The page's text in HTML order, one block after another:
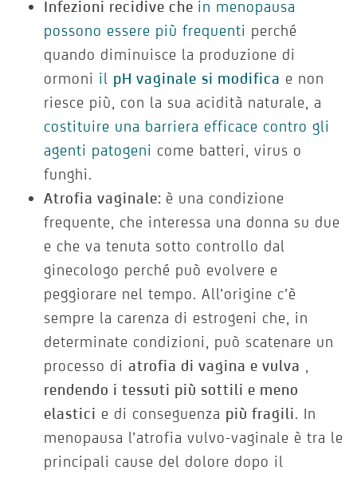
Infezioni recidive che in menopausa
possono essere più frequenti perché
quando diminuisce la produzione di
ormoni il pH vaginale si modifica e non
riesce più, con la sua acidità naturale, a
costituire una barriera efficace contro gli
agenti patogeni come batteri, virus o
funghi.
Atrofia vaginale: è una condizione
frequente, che interessa una donna su due
e che va tenuta sotto controllo dal
ginecologo perché può evolvere e
peggiorare nel tempo. All’origine c’è
sempre la carenza di estrogeni che, in
determinate condizioni, può scatenare un
processo di atrofia di vagina e vulva ,
rendendo i tessuti più sottili e meno
elastici e di conseguenza più fragili. In
menopausa l’atrofia vulvo-vaginale è tra le
principali cause del dolore dopo il